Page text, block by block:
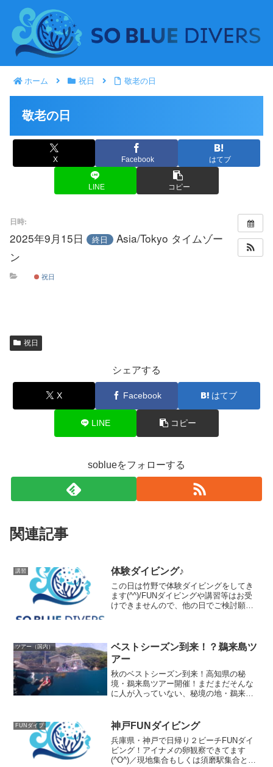
ホーム 祝日 敬老の日
敬老の日
X Facebook はてブ
LINE コピー
日時:
2025年9月15日 終日
Asia/Tokyo タイムゾー
ン
祝日
祝日
シェアする
X Facebook はてブ
LINE コピー
soblueをフォローする
関連記事
講習 体験ダイビング♪
この日は竹野で体験ダイビングをしてき
ます(^^)/FUNダイビングや講習等はお受
けできませんので、他の日でご検討願い
ツアー（国内）
ベストシーズン到来！？鵜来島ツ
アー
秋のベストシーズン到来！高知県の秘
境・鵜来島ツアー開催！まだまだそんな
に人が入っていない、秘境の地・鵜来
られます(^-^)砂地のハゼもビュンビュン
飛んでいるでしょう(笑...
FUNダイブ 神戸FUNダイビング
兵庫県・神戸で日帰り２ビーチFUNダイ
ビング！アイナメの卵観察できてます
(^O^)／現地集合もしくは須磨駅集合とな